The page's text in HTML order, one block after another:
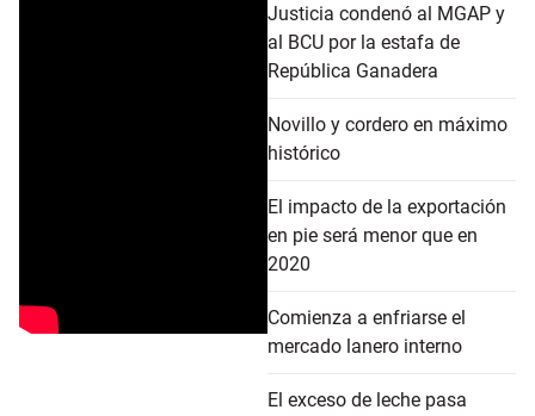
Justicia condenó al MGAP y
al BCU por la estafa de
República Ganadera
Novillo y cordero en máximo
histórico
El impacto de la exportación
en pie será menor que en
2020
Comienza a enfriarse el
mercado lanero interno
El exceso de leche pasa